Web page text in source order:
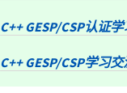
C++ GESP/CSP认证
C++ GESP/CSP学习